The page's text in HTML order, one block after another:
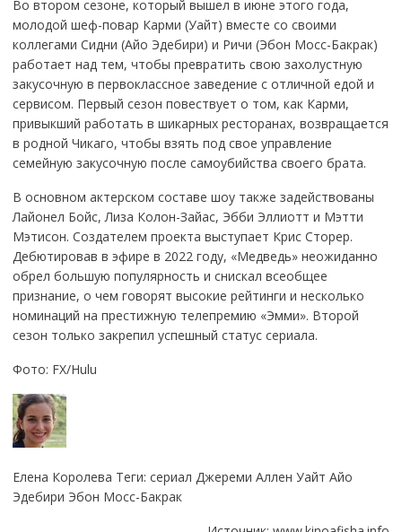
Во втором сезоне, который вышел в июне этого года,
молодой шеф-повар Карми (Уайт) вместе со своими
коллегами Сидни (Айо Эдебири) и Ричи (Эбон Мосс-Бакрак)
работает над тем, чтобы превратить свою захолустную
закусочную в первоклассное заведение с отличной едой и
сервисом. Первый сезон повествует о том, как Карми,
привыкший работать в шикарных ресторанах, возвращается
в родной Чикаго, чтобы взять под свое управление
семейную закусочную после самоубийства своего брата.
В основном актерском составе шоу также задействованы
Лайонел Бойс, Лиза Колон-Зайас, Эбби Эллиотт и Мэтти
Мэтисон. Создателем проекта выступает Крис Сторер.
Дебютировав в эфире в 2022 году, «Медведь» неожиданно
обрел большую популярность и снискал всеобщее
признание, о чем говорят высокие рейтинги и несколько
номинаций на престижную телепремию «Эмми». Второй
сезон только закрепил успешный статус сериала.
Фото: FX/Hulu
Елена Королева Теги: сериал Джереми Аллен Уайт Айо
Эдебири Эбон Мосс-Бакрак